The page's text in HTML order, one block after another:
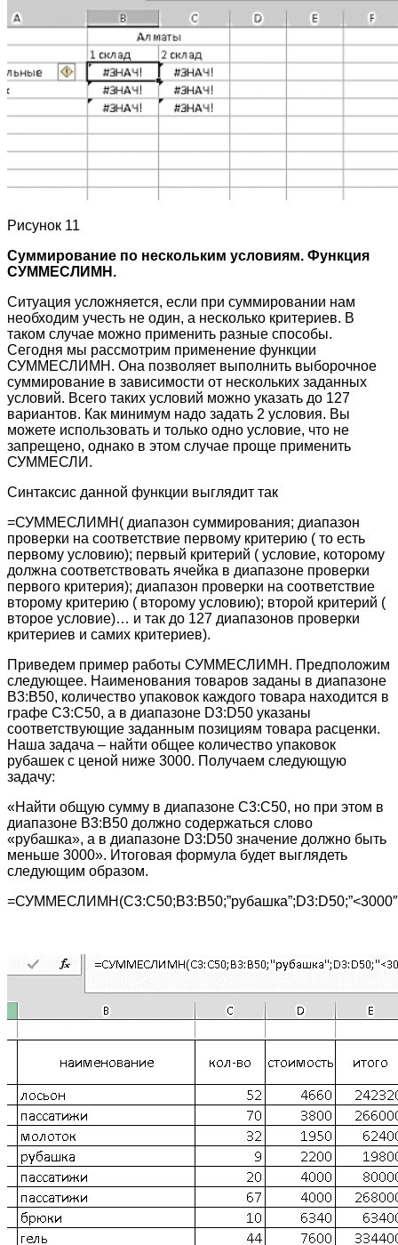
Рисунок 11
Суммирование по нескольким условиям. Функция
СУММЕСЛИМН.
Ситуация усложняется, если при суммировании нам
необходим учесть не один, а несколько критериев. В
таком случае можно применить разные способы.
Сегодня мы рассмотрим применение функции
СУММЕСЛИМН. Она позволяет выполнить выборочное
суммирование в зависимости от нескольких заданных
условий. Всего таких условий можно указать до 127
вариантов. Как минимум надо задать 2 условия. Вы
можете использовать и только одно условие, что не
запрещено, однако в этом случае проще применить
СУММЕСЛИ.
Синтаксис данной функции выглядит так
=СУММЕСЛИМН( диапазон суммирования; диапазон
проверки на соответствие первому критерию ( то есть
первому условию); первый критерий ( условие, которому
должна соответствовать ячейка в диапазоне проверки
первого критерия); диапазон проверки на соответствие
второму критерию ( второму условию); второй критерий (
второе условие)… и так до 127 диапазонов проверки
критериев и самих критериев).
Приведем пример работы СУММЕСЛИМН. Предположим
следующее. Наименования товаров заданы в диапазоне
B3:B50, количество упаковок каждого товара находится в
графе С3:С50, а в диапазоне D3:D50 указаны
соответствующие заданным позициям товара расценки.
Наша задача – найти общее количество упаковок
рубашек с ценой ниже 3000. Получаем следующую
задачу:
«Найти общую сумму в диапазоне С3:С50, но при этом в
диапазоне B3:B50 должно содержаться слово
«рубашка», а в диапазоне D3:D50 значение должно быть
меньше 3000». Итоговая формула будет выглядеть
следующим образом.